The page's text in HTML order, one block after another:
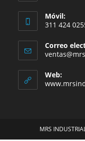
Móvil:
311 424
Correo
Web:
MRS